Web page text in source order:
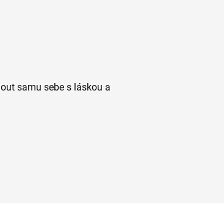
samu sebe s láskou a